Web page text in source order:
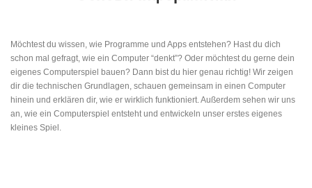
Möchtest du wissen, wie Programme und Apps entstehen? Hast du dich
schon mal gefragt, wie ein Computer “denkt”? Oder möchtest du gerne dein
eigenes Computerspiel bauen? Dann bist du hier genau richtig! Wir zeigen
dir die technischen Grundlagen, schauen gemeinsam in einen Computer
hinein und erklären dir, wie er wirklich funktioniert. Außerdem sehen wir uns
an, wie ein Computerspiel entsteht und entwickeln unser erstes eigenes
kleines Spiel.